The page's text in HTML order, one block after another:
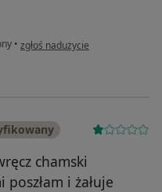
• w opinii użytkownika Justyna
zgłoś nadużycie
chamski
i żałuje